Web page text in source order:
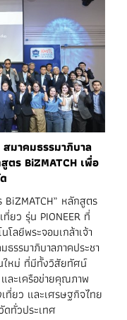
สมาคมธรรมาภิบาล
ร BiZMATCH เพื่อ
หลักสูตร
ยว รุ่น PIONEER ที่
ลยีพระจอมเกล้าเจ้า
รรมาภิบาลภาคประชา
ใหม่ ที่มีทั้งวิสัยทัศน์
ละเครือข่ายคุณภาพ
ที่ยว และเศรษฐกิจไทย
ทั่วประเทศ